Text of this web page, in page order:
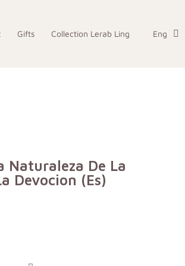
Gifts Collection Lerab Ling Eng
Naturaleza De La
Devocion (Es)